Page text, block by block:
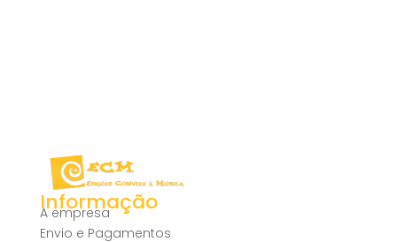
Informação
A empresa
Envio e Pagamentos